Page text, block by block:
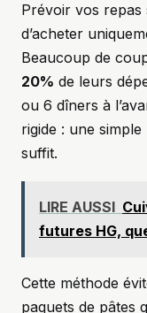
Prévoir vos repas
d’acheter
Beaucoup de
20% de leurs
ou 6 dîners à
rigide : une
suffit.
LIRE AUSSI
futures HG,
Cette méthode
paquets de pâtes